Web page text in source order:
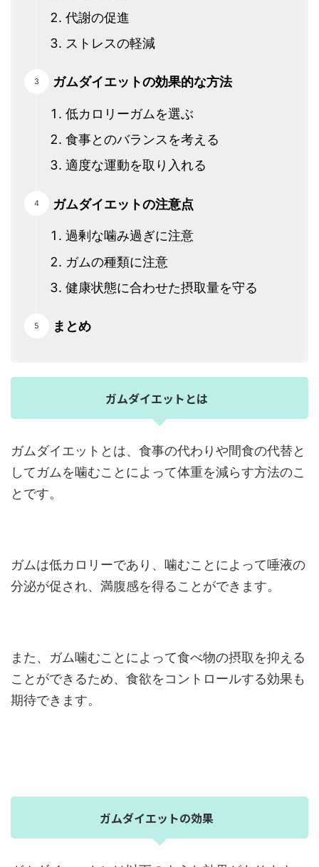
代謝の促進
ストレスの軽減
ガムダイエットの効果的な方法
低カロリーガムを選ぶ
食事とのバランスを考える
適度な運動を取り入れる
ガムダイエットの注意点
過剰な噛み過ぎに注意
ガムの種類に注意
健康状態に合わせた摂取量を守る
まとめ
ガムダイエットとは
ガムダイエットとは、食事の代わりや間食の代替と
してガムを噛むことによって体重を減らす方法のこ
とです。
ガムは低カロリーであり、噛むことによって唾液の
分泌が促され、満腹感を得ることができます。
また、ガム噛むことによって食べ物の摂取を抑える
ことができるため、食欲をコントロールする効果も
期待できます。
ガムダイエットの効果